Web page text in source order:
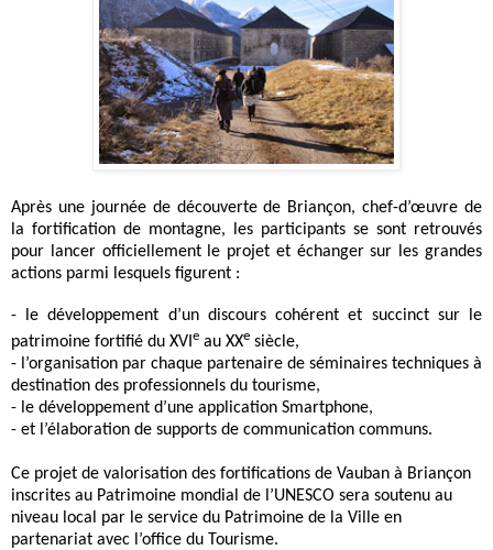
Après une journée de découverte de Briançon, chef-d’œuvre de
la fortification de montagne, les participants se sont retrouvés
pour lancer officiellement le projet et échanger sur les grandes
actions parmi lesquels figurent :
- le développement d’un discours cohérent et succinct sur le
patrimoine fortifié du XVI e au XXe siècle,
- l’organisation par chaque partenaire de séminaires techniques à
destination des professionnels du tourisme,
- le développement d’une application Smartphone,
- et l’élaboration de supports de communication communs.
Ce projet de valorisation des fortifications de Vauban à Briançon
inscrites au Patrimoine mondial de l’UNESCO sera soutenu au
niveau local par le service du Patrimoine de la Ville en
partenariat avec l’office du Tourisme.